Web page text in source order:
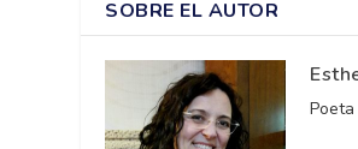
SOBRE EL AUTOR